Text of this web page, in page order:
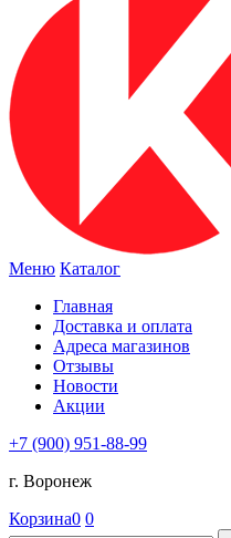
Меню Каталог
Главная
Доставка и оплата
Адреса магазинов
Отзывы
Новости
Акции
+7 (900) 951-88-99
г. Воронеж
Корзина0 0